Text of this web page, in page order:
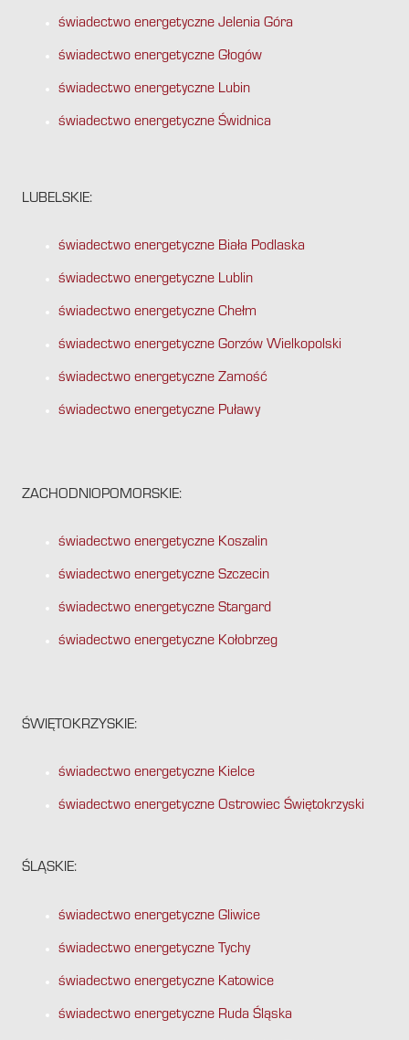
świadectwo energetyczne Jelenia Góra
świadectwo energetyczne Głogów
świadectwo energetyczne Lubin
świadectwo energetyczne Świdnica
LUBELSKIE:
świadectwo energetyczne Biała Podlaska
świadectwo energetyczne Lublin
świadectwo energetyczne Chełm
świadectwo energetyczne Gorzów Wielkopolski
świadectwo energetyczne Zamość
świadectwo energetyczne Puławy
ZACHODNIOPOMORSKIE:
świadectwo energetyczne Koszalin
świadectwo energetyczne Szczecin
świadectwo energetyczne Stargard
świadectwo energetyczne Kołobrzeg
ŚWIĘTOKRZYSKIE:
świadectwo energetyczne Kielce
świadectwo energetyczne Ostrowiec Świętokrzyski
ŚLĄSKIE:
świadectwo energetyczne Gliwice
świadectwo energetyczne Tychy
świadectwo energetyczne Katowice
świadectwo energetyczne Ruda Śląska